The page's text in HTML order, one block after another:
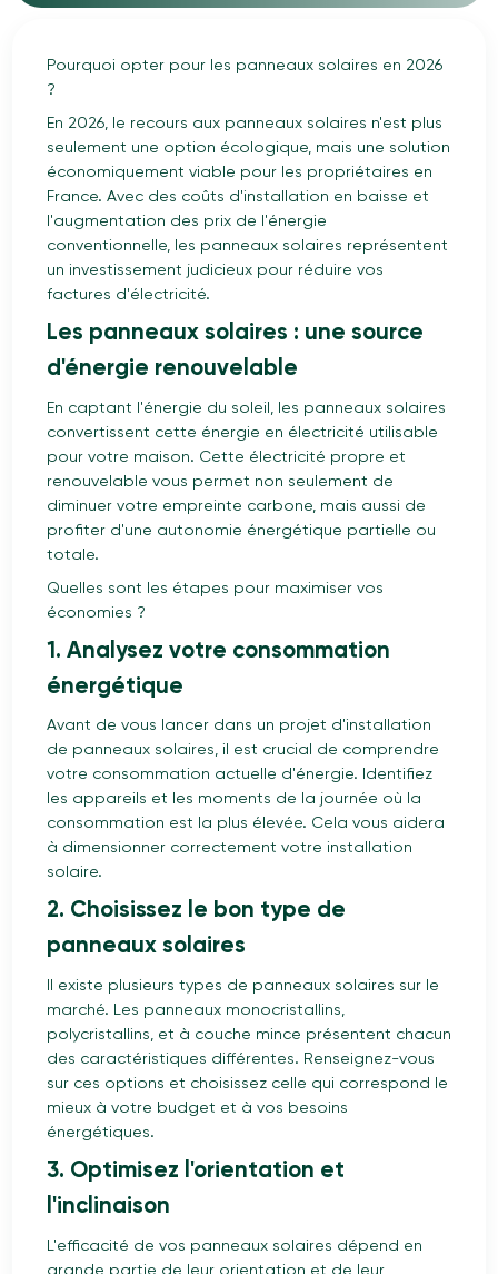
Pourquoi opter pour les panneaux solaires en 2026
?
En 2026, le recours aux panneaux solaires n'est plus
seulement une option écologique, mais une solution
économiquement viable pour les propriétaires en
France. Avec des coûts d'installation en baisse et
l'augmentation des prix de l'énergie
conventionnelle, les panneaux solaires représentent
un investissement judicieux pour réduire vos
factures d'électricité.
Les panneaux solaires : une source
d'énergie renouvelable
En captant l'énergie du soleil, les panneaux solaires
convertissent cette énergie en électricité utilisable
pour votre maison. Cette électricité propre et
renouvelable vous permet non seulement de
diminuer votre empreinte carbone, mais aussi de
profiter d'une autonomie énergétique partielle ou
totale.
Quelles sont les étapes pour maximiser vos
économies ?
1. Analysez votre consommation
énergétique
Avant de vous lancer dans un projet d'installation
de panneaux solaires, il est crucial de comprendre
votre consommation actuelle d'énergie. Identifiez
les appareils et les moments de la journée où la
consommation est la plus élevée. Cela vous aidera
à dimensionner correctement votre installation
solaire.
2. Choisissez le bon type de
panneaux solaires
Il existe plusieurs types de panneaux solaires sur le
marché. Les panneaux monocristallins,
polycristallins, et à couche mince présentent chacun
des caractéristiques différentes. Renseignez-vous
sur ces options et choisissez celle qui correspond le
mieux à votre budget et à vos besoins
énergétiques.
3. Optimisez l'orientation et
l'inclinaison
L'efficacité de vos panneaux solaires dépend en
grande partie de leur orientation et de leur